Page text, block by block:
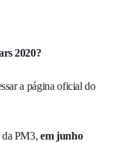
2020?
a página oficial do
da PM3,em junho